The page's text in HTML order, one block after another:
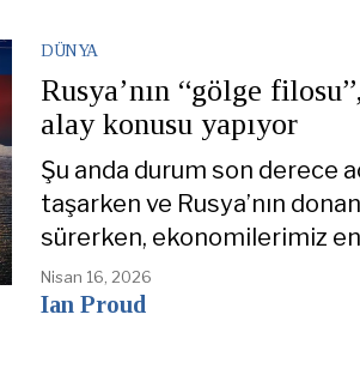
DÜNYA
Rusya’nın “gölge
alay konusu yapıyor
Şu anda durum son derece
taşarken ve Rusya’nın
sürerken, ekonomilerimiz
Nisan 16, 2026
Ian Proud